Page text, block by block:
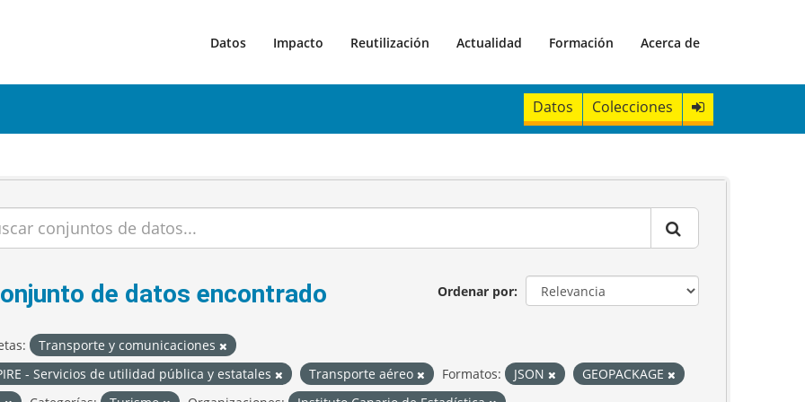
Datos Impacto Reutilización Actualidad Formación Acerca de
Datos Colecciones
Ordenar por
de datos encontrado
Transporte y comunicaciones
- Servicios de utilidad pública y estatales
Transporte aéreo Formatos: JSON
GEOPACKAGE